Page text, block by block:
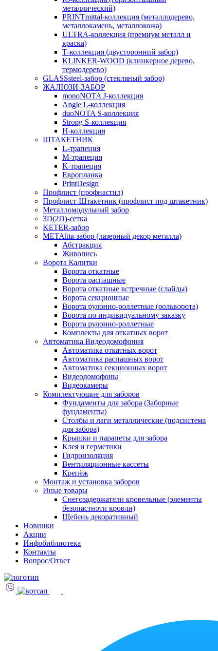
металлический)
PRINTmittal-коллекция (металлодерево,
металлокамень, металлокожа)
ULTRA-коллекция (премиум металл и
краска)
Т-коллекция (двусторонний забор)
KLINKER-WOOD (клинкерное дерево,
термодерево)
GLASSsteel-забор (стекляный забор)
ЖАЛЮЗИ-ЗАБОР
monoNOTA J-коллекция
Angle L-коллекция
duoNOTA S-коллекция
Strong S-коллекция
H-коллекция
ШТАКЕТНИК
L-трапеция
M-трапеция
K-трапеция
Европланка
PrintDesign
Профлист (профнастил)
Профлист-Штакетник (профлист под штакетник)
Металломодульный забор
3D(2D)-сетка
KETER-забор
METAlita-забор (лазерный декор металла)
Абстракция
Живопись
Ворота Калитки
Ворота откатные
Ворота распашные
Ворота откатные встречные (слайды)
Ворота секционные
Ворота рулонно-роллетные (рольворота)
Ворота по индивидуальному заказку
Ворота рулонно-роллетные
Комплекты для откатных ворот
Автоматика Видеодомофония
Автоматика откатных ворот
Автоматика распашных ворот
Автоматика секционных ворот
Видеодомофоны
Видеокамеры
Комплектующие для заборов
Фундаменты для забора (Заборные
фундаменты)
Столбы и лаги металлические (подсистема
для забора)
Крышки и парапеты для забора
Клея и герметики
Гидроизоляция
Вентиляционные кассеты
Крепёж
Монтаж и установка заборов
Иные товары
Снегозадержатели кровельные (элементы
безопастноти кровли)
Щебень декоративный
Новинки
Акции
Инфобиблиотека
Контакты
Вопрос/Ответ